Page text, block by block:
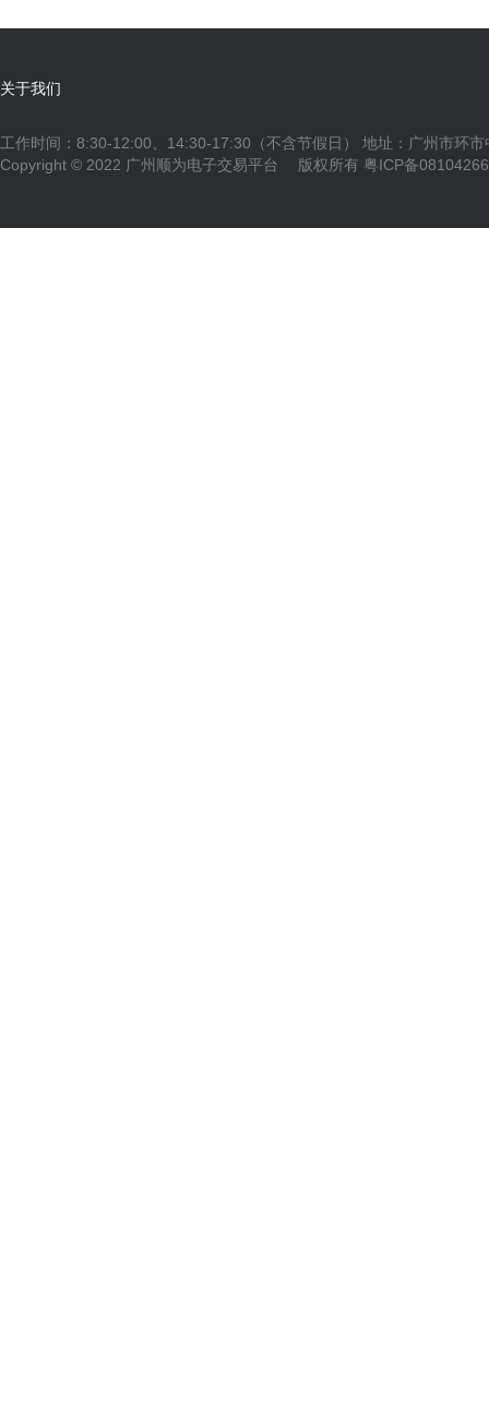
关于我们
工作时间：8:30-12:00、14:30-17:30（不含节假日） 地址：广州市环
Copyright © 2022 广州顺为电子交易平台 版权所有 粤ICP备